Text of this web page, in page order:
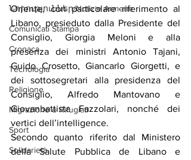
Նորություններ/Notizie Armene
Comunicati Stampa
Cronaca
Tecnologia
Religione
Migrazione e Rifugiati
Sport
Solidarietà
Oriente, con particolare riferimento al
Libano, presieduto dalla Presidente del
Consiglio, Giorgia Meloni e alla
presenza dei ministri Antonio Tajani,
Guido Crosetto, Giancarlo Giorgetti, e
dei sottosegretari alla presidenza del
Consiglio, Alfredo Mantovano e
Giovanbattista Fazzolari, nonché dei
vertici dell’intelligence.
Secondo quanto riferito dal Ministero
della Salute Pubblica de Libano e